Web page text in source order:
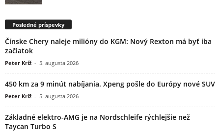
Posledné príspevky
Čínske Chery naleje milióny do KGM: Nový Rexton má byť iba
začiatok
Peter Kríž - 5. augusta 2026
450 km za 9 minút nabíjania. Xpeng pošle do Európy nové SUV
Peter Kríž - 5. augusta 2026
Základné elektro-AMG je na Nordschleife rýchlejšie než
Taycan Turbo S